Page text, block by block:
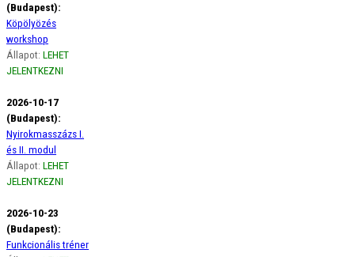
(Budapest):
Köpölyözés
workshop
Állapot: LEHET
JELENTKEZNI
2026-10-17
(Budapest):
Nyirokmasszázs I.
és II. modul
Állapot: LEHET
JELENTKEZNI
2026-10-23
(Budapest):
Funkcionális tréner